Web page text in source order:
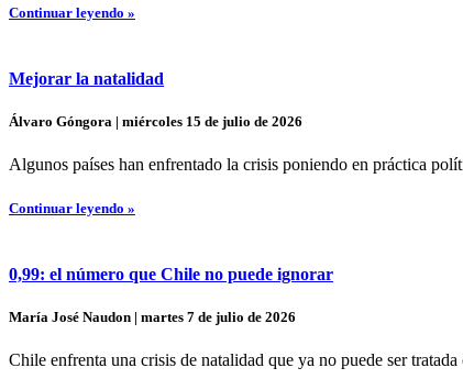
Continuar leyendo »
Mejorar la natalidad
Álvaro Góngora | miércoles 15 de julio de 2026
Algunos países han enfrentado la crisis poniendo en práctica
Continuar leyendo »
0,99: el número que Chile no puede ignorar
María José Naudon | martes 7 de julio de 2026
Chile enfrenta una crisis de natalidad que ya no puede ser